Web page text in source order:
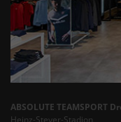
ABSOLUTE TEAMSPORT
Heinz-Steyer-Stadion